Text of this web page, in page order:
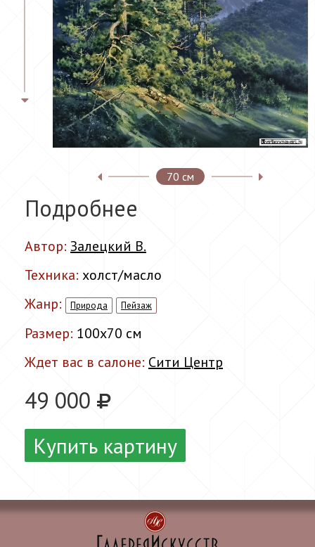
70 см
Подробнее
Автор: Залецкий В.
Техника: холст/масло
Жанр:
Природа Пейзаж
Размер: 100x70 см
Ждет вас в салоне: Сити Центр
49 000
Купить картину